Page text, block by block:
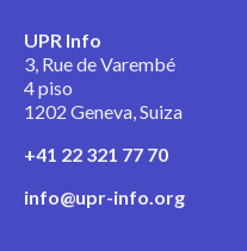
UPR Info
3, Rue de Varembé
4 piso
1202 Geneva, Suiza
+41 22 321 77 70
info@upr-info.org